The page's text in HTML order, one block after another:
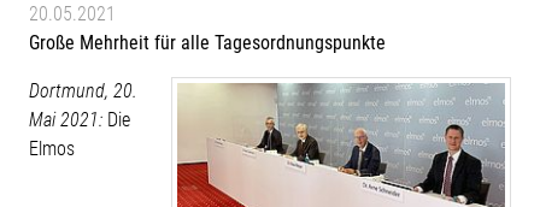
20.05.2021
Große Mehrheit für alle Tagesordnungspunkte
Dortmund, 20.
Mai 2021: Die
Elmos